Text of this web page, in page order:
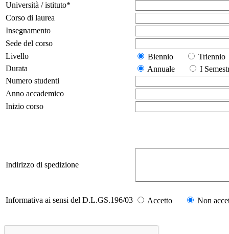
Università / istituto*
Corso di laurea
Insegnamento
Sede del corso
Livello
Biennio
Durata
Annuale
I
Numero studenti
Anno accademico
Inizio corso
Indirizzo di spedizione
Informativa ai sensi del D.L.GS.196/03 Accetto Non